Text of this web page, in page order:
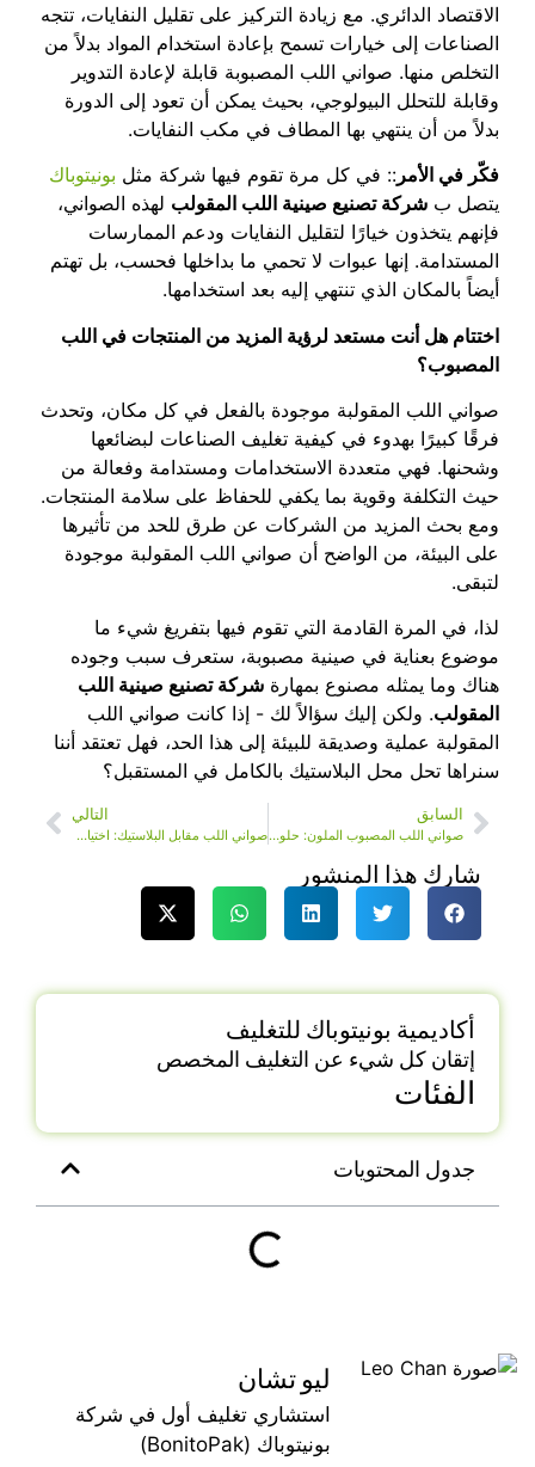
الاقتصاد الدائري. مع زيادة التركيز على تقليل النفايات، تتجه
الصناعات إلى خيارات تسمح بإعادة استخدام المواد بدلاً من
التخلص منها. صواني اللب المصبوبة قابلة لإعادة التدوير
وقابلة للتحلل البيولوجي، بحيث يمكن أن تعود إلى الدورة
بدلاً من أن ينتهي بها المطاف في مكب النفايات.
فكّر في الأمر :: في كل مرة تقوم فيها شركة مثل بونيتوباك
يتصل ب شركة تصنيع صينية اللب المقولب لهذه الصواني،
فإنهم يتخذون خيارًا لتقليل النفايات ودعم الممارسات
المستدامة. إنها عبوات لا تحمي ما بداخلها فحسب، بل تهتم
أيضاً بالمكان الذي تنتهي إليه بعد استخدامها.
اختتام هل أنت مستعد لرؤية المزيد من المنتجات في اللب
المصبوب؟
صواني اللب المقولبة موجودة بالفعل في كل مكان، وتحدث
فرقًا كبيرًا بهدوء في كيفية تغليف الصناعات لبضائعها
وشحنها. فهي متعددة الاستخدامات ومستدامة وفعالة من
حيث التكلفة وقوية بما يكفي للحفاظ على سلامة المنتجات.
ومع بحث المزيد من الشركات عن طرق للحد من تأثيرها
على البيئة، من الواضح أن صواني اللب المقولبة موجودة
لتبقى.
لذا، في المرة القادمة التي تقوم فيها بتفريغ شيء ما
موضوع بعناية في صينية مصبوبة، ستعرف سبب وجوده
هناك وما يمثله مصنوع بمهارة شركة تصنيع صينية اللب
المقولب. ولكن إليك سؤالاً لك - إذا كانت صواني اللب
المقولبة عملية وصديقة للبيئة إلى هذا الحد، فهل تعتقد أننا
سنراها تحل محل البلاستيك بالكامل في المستقبل؟
السابق
صواني اللب المصبوب الملون: حلول تغليف مستدامة ونابضة بالحياة
التالي
صواني اللب مقابل البلاستيك: اختيار الخيار الأفضل للبيئة
شارك هذا المنشور
أكاديمية بونيتوباك للتغليف
إتقان كل شيء عن التغليف المخصص
الفئات
جدول المحتويات
ليو تشان
استشاري تغليف أول في شركة
بونيتوباك (BonitoPak)